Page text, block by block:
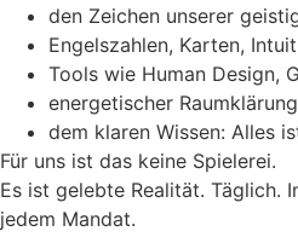
den Zeichen unserer
Engelszahlen, Karten,
Tools wie Human Design,
energetischer
dem klaren Wissen: Alles
Für uns ist das keine Spielerei.
Es ist gelebte Realität. Täglich.
jedem Mandat.